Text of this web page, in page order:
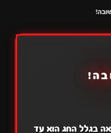
בגלל החג הוא עד